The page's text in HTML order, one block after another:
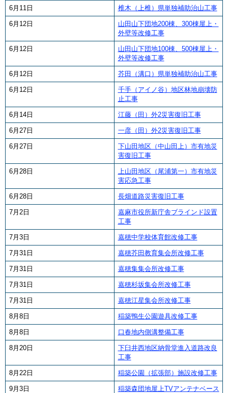
6月11日 椎木（上椎）県単独補助治山工事
6月12日
山田山下団地200棟、300棟屋上・
外壁等改修工事
6月12日
山田山下団地100棟、500棟屋上・
外壁等改修工事
6月12日 芥田（溝口）県単独補助治山工事
6月12日
千手（アイノ谷）地区林地崩壊防
止工事
6月14日 江藤（田）外2災害復旧工事
6月27日 一彦（田）外2災害復旧工事
6月27日
下山田地区（中山田上）市有地災
害復旧工事
6月28日
上山田地区（尾浦第一）市有地災
害応急工事
6月28日 長畑道路災害復旧工事
7月2日
嘉麻市役所新庁舎ブラインド設置
工事
7月3日 嘉穂中学校体育館改修工事
7月31日 嘉穂芥田教育集会所改修工事
7月31日 嘉穂集集会所改修工事
7月31日 嘉穂杉坂集会所改修工事
7月31日 嘉穂江星集会所改修工事
8月8日 稲築鴨生公園遊具改修工事
8月8日 口春地内側溝整備工事
8月20日
下臼井西地区納骨堂進入道路改良
工事
8月22日 稲築公園（拡張部）施設改修工事
9月3日
稲築森団地屋上TVアンテナベース